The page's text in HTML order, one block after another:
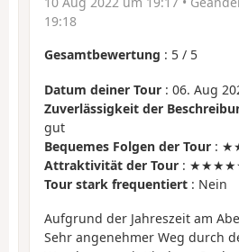
19:18
Gesamtbewertung : 5 / 5
Datum deiner Tour : 06. Aug
Zuverlässigkeit der
gut
Bequemes Folgen der Tour :
Attraktivität der Tour :
Tour stark frequentiert : Nein
Aufgrund der Jahreszeit am
Sehr angenehmer Weg durch